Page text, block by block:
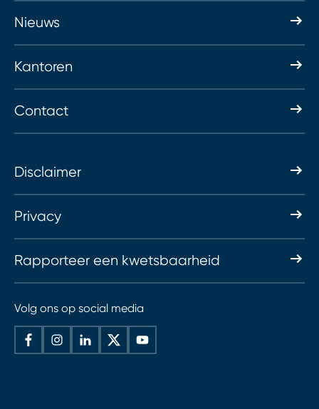
Nieuws
Kantoren
Contact
Disclaimer
Privacy
Rapporteer een kwetsbaarheid
Volg ons op social media